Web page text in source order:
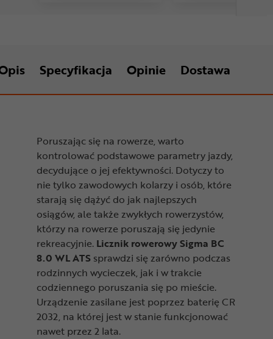
Specyfikacja Opinie Dostawa
Poruszając się na rowerze, warto
kontrolować podstawowe parametry jazdy,
decydujące o jej efektywności. Dotyczy to
nie tylko zawodowych kolarzy i osób, które
starają się dążyć do jak najlepszych
osiągów, ale także zwykłych rowerzystów,
którzy na rowerze poruszają się jedynie
rekreacyjnie. Licznik rowerowy Sigma BC
8.0 WL ATS sprawdzi się zarówno podczas
rodzinnych wycieczek, jak i w trakcie
codziennego poruszania się po mieście.
Urządzenie zasilane jest poprzez baterię CR
2032, na której jest w stanie funkcjonować
nawet przez 2 lata.